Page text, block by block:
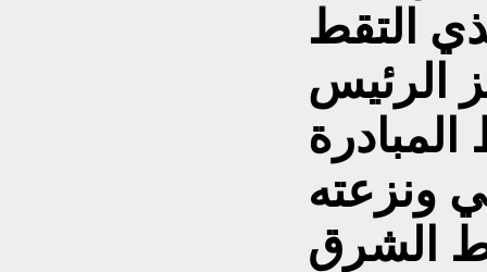
التقط
الرئيس
ونزعته
الشرق